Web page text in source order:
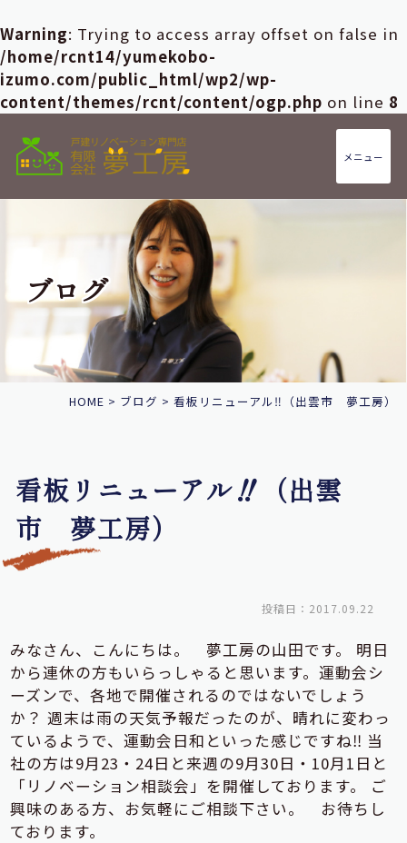
Warning: Trying to access array offset on false in
/home/rcnt14/yumekobo-
izumo.com/public_html/wp2/wp-
content/themes/rcnt/content/ogp.php on line 8
メニュー
ブログ
HOME > ブログ > 看板リニューアル‼（出雲市 夢工房）
看板リニューアル‼（出雲
市 夢工房）
投稿日：2017.09.22
みなさん、こんにちは。 夢工房の山田です。 明日
から連休の方もいらっしゃると思います。運動会シ
ーズンで、各地で開催されるのではないでしょう
か？ 週末は雨の天気予報だったのが、晴れに変わっ
ているようで、運動会日和といった感じですね‼ 当
社の方は9月23・24日と来週の9月30日・10月1日と
「リノベーション相談会」を開催しております。 ご
興味のある方、お気軽にご相談下さい。 お待ちし
ております。